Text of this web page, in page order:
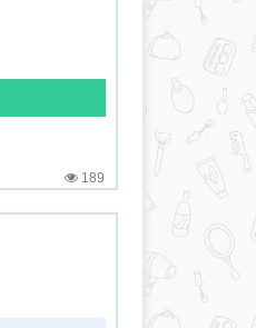
189